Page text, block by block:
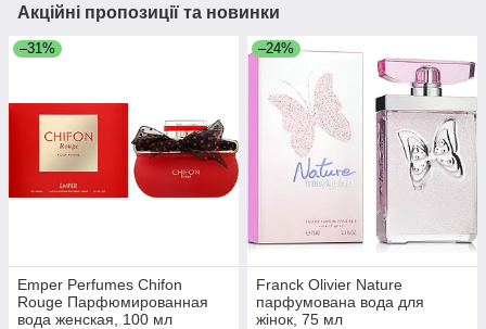
Акційні пропозиції та новинки
–31%
Emper Perfumes Chifon
Rouge Парфюмированная
вода женская, 100 мл
–24%
Franck Olivier Nature
парфумована вода для
жінок, 75 мл